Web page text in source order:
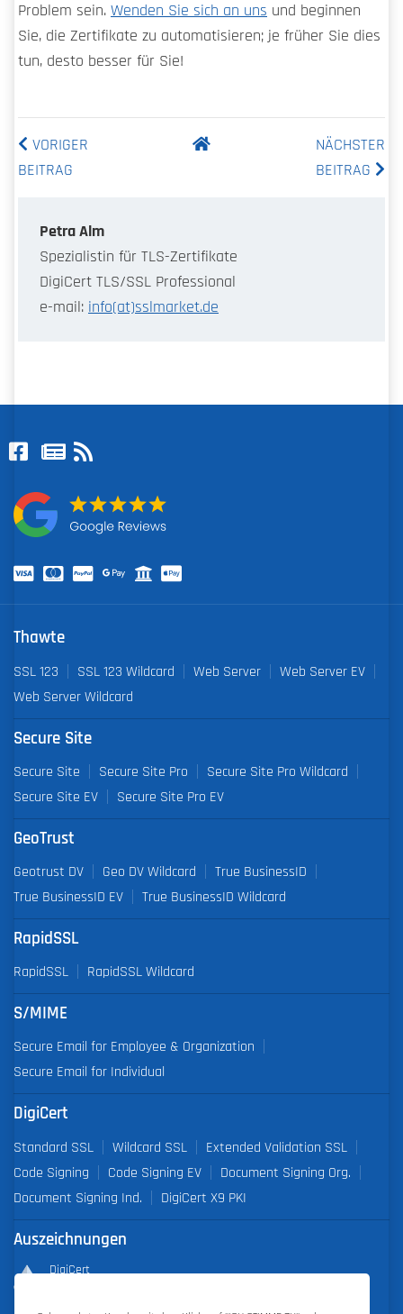
Problem sein. Wenden Sie sich an uns und beginnen
Sie, die Zertifikate zu automatisieren; je früher Sie dies
tun, desto besser für Sie!
VORIGER
BEITRAG
NÄCHSTER
BEITRAG
Petra Alm
Spezialistin für TLS-Zertifikate
DigiCert TLS/SSL Professional
e-mail: info(at)sslmarket.de
Thawte
SSL 123 SSL 123 Wildcard Web Server
Web Server EV
Web Server Wildcard
Secure Site
Secure Site Secure Site Pro
Secure Site Pro Wildcard
Secure Site EV
Secure Site Pro EV
GeoTrust
Geotrust DV Geo DV Wildcard
True BusinessID
True BusinessID EV
True BusinessID Wildcard
RapidSSL
RapidSSL RapidSSL Wildcard
S/MIME
Secure Email for Employee & Organization
Secure Email for Individual
DigiCert
Standard SSL Wildcard SSL
Extended Validation SSL
Code Signing
Code Signing EV
Document Signing Org.
Document Signing Ind.
DigiCert X9 PKI
Auszeichnungen
DigiCert